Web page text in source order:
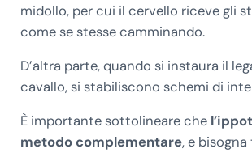
midollo, per cui il cervello riceve gli
come se stesse camminando.
D’altra parte, quando si instaura il
cavallo, si stabiliscono schemi di
È importante sottolineare che
metodo complementare, e